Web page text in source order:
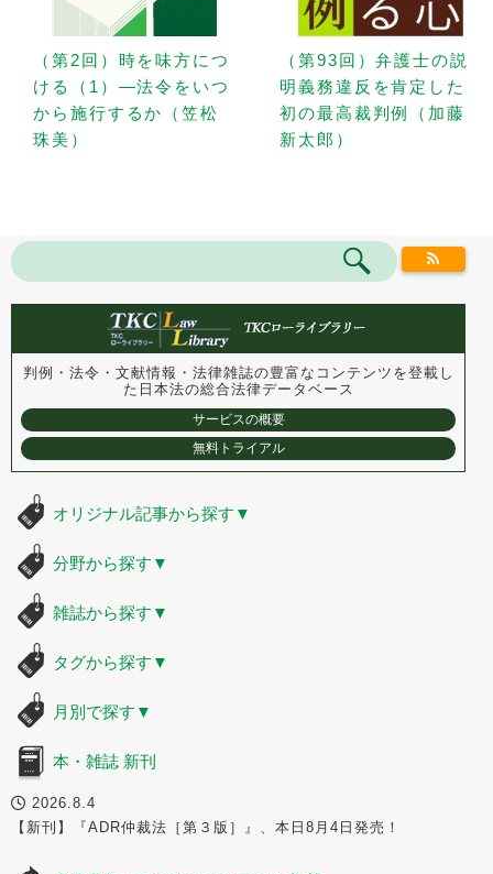
（第2回）時を味方につ
ける（1）—法令をいつ
から施行するか（笠松
珠美）
（第93回）弁護士の説
明義務違反を肯定した
初の最高裁判例（加藤
新太郎）
判例・法令・文献情報・法律雑誌の豊富なコンテンツを登載し
た 日本法の総合法律データベース
サービスの概要
無料トライアル
オリジナル記事から探す ▼
分野から探す ▼
雑誌から探す ▼
タグから探す ▼
月別で探す ▼
本・雑誌 新刊
2026.8.4
【新刊】『ADR仲裁法［第３版］』、本日8月4日発売！